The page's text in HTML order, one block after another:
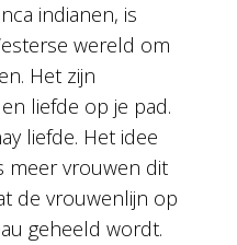
indianen, is
wereld om
Het zijn
liefde op je pad.
liefde. Het idee
meer vrouwen dit
de vrouwenlijn op
geheeld wordt.